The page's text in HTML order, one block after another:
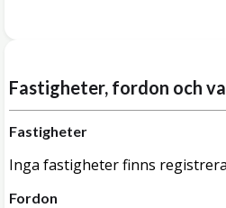
Fastigheter, fordon och
Fastigheter
Inga fastigheter finns
Fordon